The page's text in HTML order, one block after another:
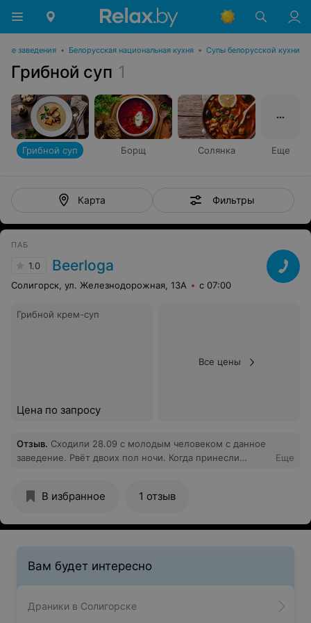
Все заведения • Белорусская национальная кухня • Супы белорусской кухни
Грибной суп 1
Грибной суп Борщ Солянка Еще
Карта Фильтры
ПАБ
1.0 Beerloga
Солигорск, ул. Железнодорожная, 13А с 07:00
Грибной крем-суп
Цена по запросу
Все цены
Отзыв. Сходили 28.09 с молодым человеком с данное
заведение. Рвёт двоих пол ночи. Когда принесли
простые. Сколько они там стоят — только им
в это заведение ни ногой и другим не советуем.
Еще
В избранное 1 отзыв
Вам будет интересно
Драники в Солигорске